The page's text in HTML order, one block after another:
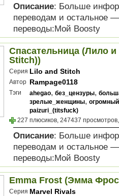
Описание: Больше
переводам и остальное
переводы:Мой Boosty
Спасательница (Лило
Stitch))
Серия Lilo and Stitch
Автор Rampage0118
Тэги ahegao, без_цензуры,
зрелые_женщины,
paizuri_(titsfuck)
227 плюсиков, 247437
Описание: Больше
переводам и остальное
переводы:Мой Boosty
Emma Frost (Эмма
Серия Marvel Rivals